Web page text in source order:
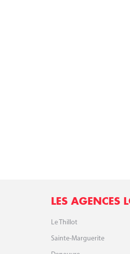
LES AGENCES
Le Thillot
Sainte-Marguerite